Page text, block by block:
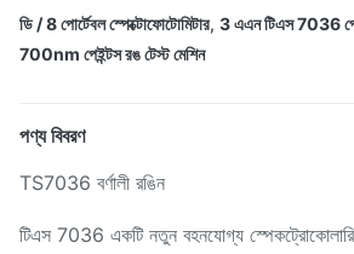
ডি / 8 পোর্টেবল স্পেক্টোফোটোমিটার, 3 এএন টিএস 7036
700nm পেইন্টস রঙ টেস্ট মেশিন
পণ্য বিবরণ
TS7036 বর্ণালী রঙিন
টিএস 7036 একটি নতুন বহনযোগ্য